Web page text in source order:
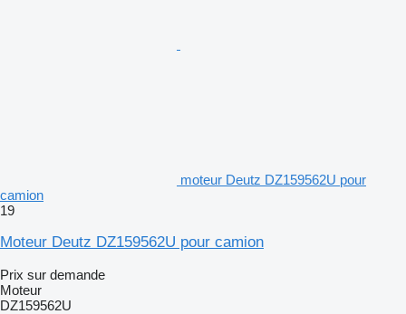
moteur Deutz DZ159562U pour
camion
19
Moteur Deutz DZ159562U pour camion
Prix sur demande
Moteur
DZ159562U